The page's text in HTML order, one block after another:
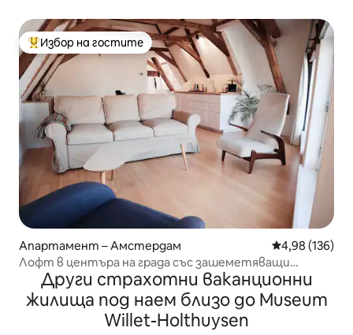
Най-популярен избор на гостите
Избор на гостите
Апартамент – Амстердам Средна
4,98 (136)
Лофт в центъра на града със зашеметяващи
изгледи
Други страхотни ваканционни
жилища под наем близо до Museum
Willet-Holthuysen